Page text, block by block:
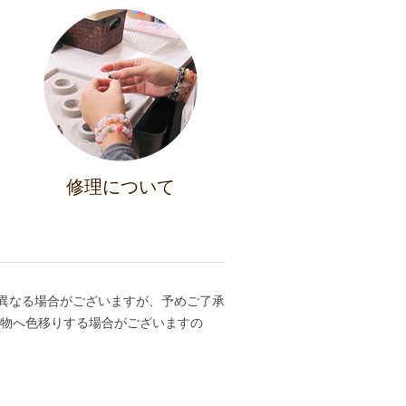
修理について
なる場合がございますが、予めご了承
へ色移りする場合がございますの